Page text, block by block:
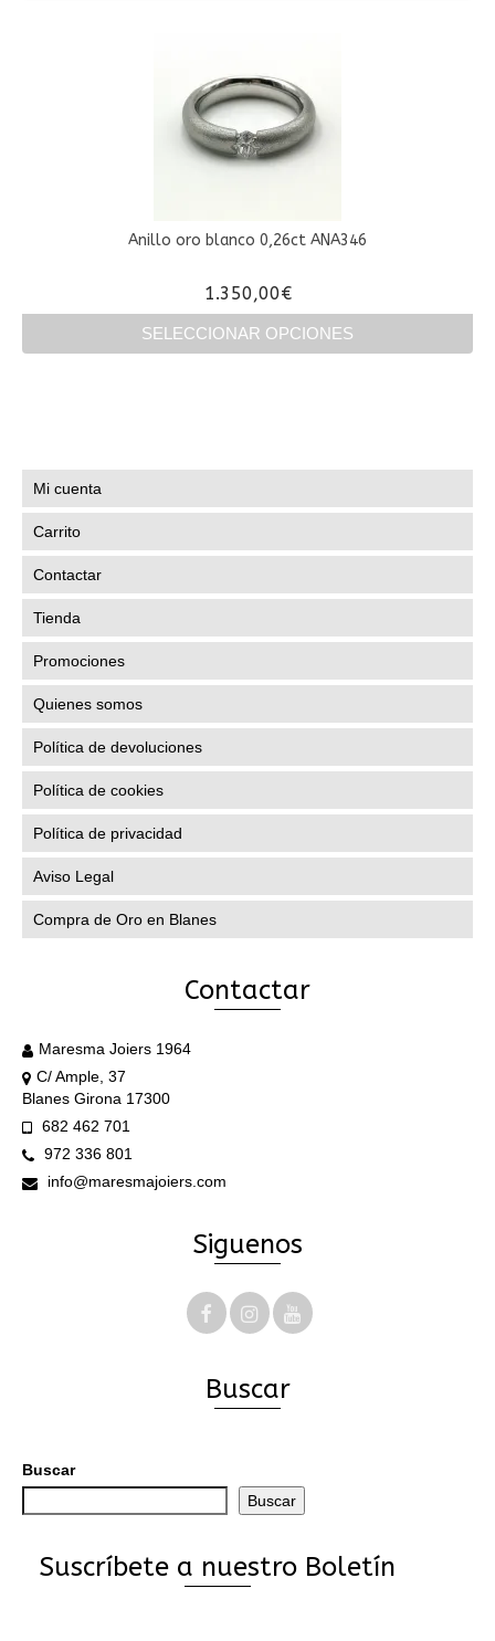
Anillo oro blanco 0,26ct ANA346
1.350,00€
SELECCIONAR OPCIONES
Las
se
Mi cuenta
Carrito
Contactar
Tienda
Promociones
Quienes somos
Política de devoluciones
Política de cookies
Política de privacidad
Aviso Legal
Compra de Oro en Blanes
Contactar
Maresma Joiers 1964
C/ Ample, 37
Blanes Girona 17300
682 462 701
972 336 801
info@maresmajoiers.com
Siguenos
Buscar
Buscar
Buscar
Suscríbete a nuestro Boletín